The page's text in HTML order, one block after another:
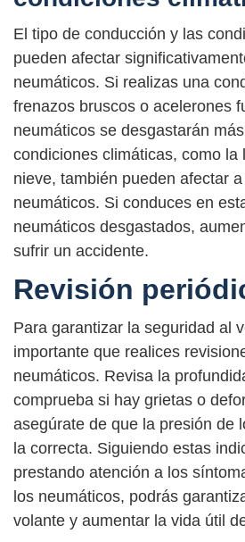
El tipo de conducción y las
pueden afectar
neumáticos. Si realizas una
frenazos bruscos o acelerones
neumáticos se desgastarán
condiciones climáticas, como la
nieve, también pueden afectar
neumáticos. Si conduces en
neumáticos desgastados,
sufrir un accidente.
Revisión
Para garantizar la seguridad al
importante que realices
neumáticos. Revisa la
comprueba si hay grietas o
asegúrate de que la presión de
la correcta. Siguiendo estas
prestando atención a los
los neumáticos, podrás
volante y aumentar la vida útil